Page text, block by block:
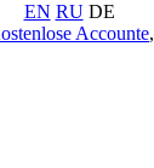
EN RUDE
Accounte,